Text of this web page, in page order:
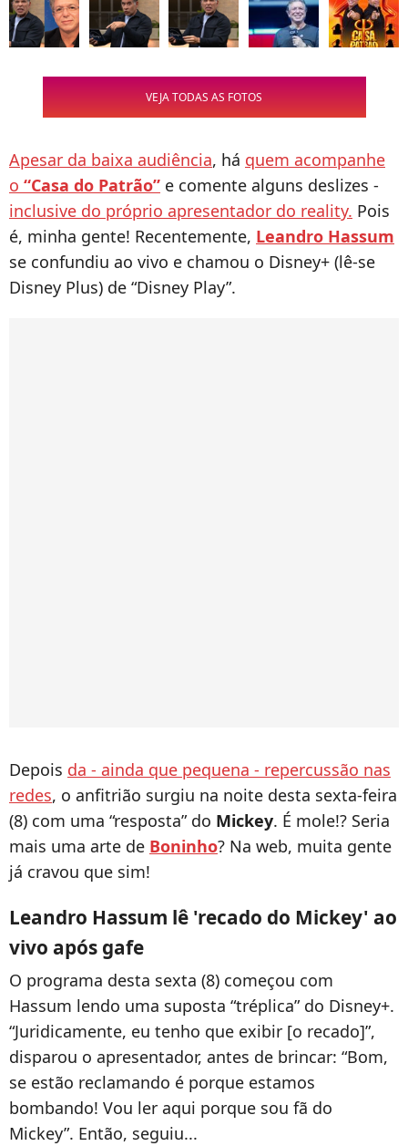
VEJA TODAS AS FOTOS
Apesar da baixa audiência, há quem acompanhe
o “Casa do Patrão” e comente alguns deslizes -
inclusive do próprio apresentador do reality. Pois
é, minha gente! Recentemente, Leandro Hassum
se confundiu ao vivo e chamou o Disney+ (lê-se
Disney Plus) de “Disney Play”.
Depois da - ainda que pequena - repercussão nas
redes, o anfitrião surgiu na noite desta sexta-feira
(8) com uma “resposta” do Mickey. É mole!? Seria
mais uma arte de Boninho? Na web, muita gente
já cravou que sim!
Leandro Hassum lê 'recado do Mickey' ao
vivo após gafe
O programa desta sexta (8) começou com
Hassum lendo uma suposta “tréplica” do Disney+.
“Juridicamente, eu tenho que exibir [o recado]”,
disparou o apresentador, antes de brincar: “Bom,
se estão reclamando é porque estamos
bombando! Vou ler aqui porque sou fã do
Mickey”. Então, seguiu...